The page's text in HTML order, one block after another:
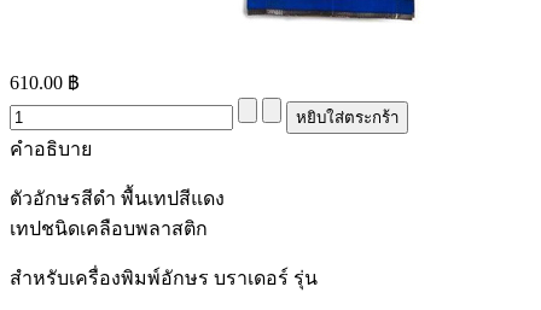
610.00 ฿
คำอธิบาย
ตัวอักษรสีดำ พื้นเทปสีแดง
เทปชนิดเคลือบพลาสติก
สำหรับเครื่องพิมพ์อักษร บราเดอร์ รุ่น